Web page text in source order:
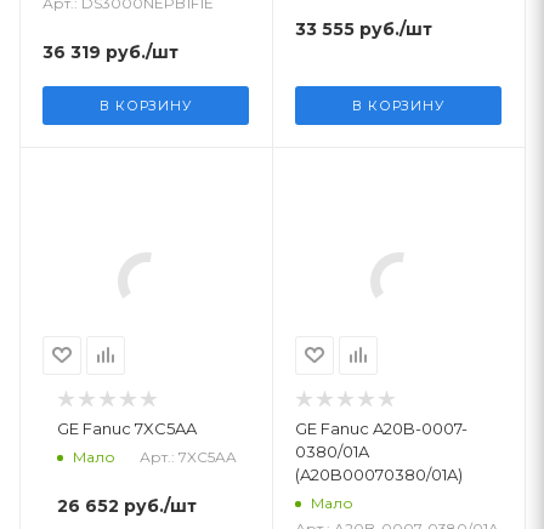
36 319 руб./шт
В КОРЗИНУ
33 555 руб./шт
В КОРЗИНУ
GE Fanuc 7XC5AA
Мало Арт.: 7XC5AA
26 652 руб./шт
GE Fanuc A20B-0007-
0380/01A
(A20B00070380/01A)
Мало